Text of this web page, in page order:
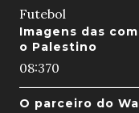
Futebol
Imagens das
o Palestino
08:370
O parceiro do